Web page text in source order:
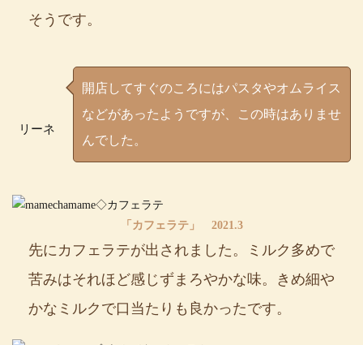
そうです。
リーネ
開店してすぐのころにはパスタやオムライス
などがあったようですが、この時はありませ
んでした。
「カフェラテ」 2021.3
先にカフェラテが出されました。ミルク多めで
苦みはそれほど感じずまろやかな味。きめ細や
かなミルクで口当たりも良かったです。